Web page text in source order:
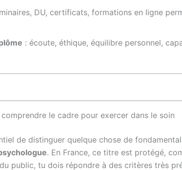
DU, certificats, formations en ligne
: écoute, éthique, équilibre personnel,
le cadre pour exercer dans le soin
de distinguer quelque chose de
. En France, ce titre est protégé,
public, tu dois répondre à des critères très